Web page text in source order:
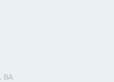
, BA